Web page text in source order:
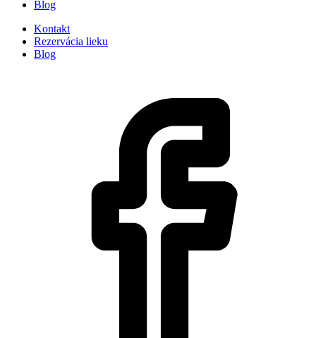
Blog
Kontakt
Rezervácia lieku
Blog